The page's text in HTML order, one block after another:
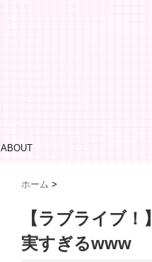
ABOUT
ホーム >
【ラブライブ
実すぎるwww